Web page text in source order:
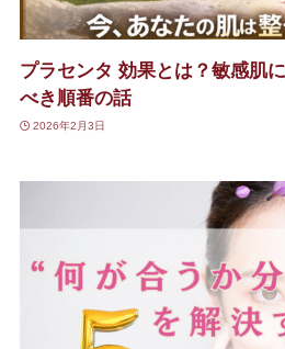
プラセンタ 効果とは？敏感肌
べき順番の話
2026年2月3日